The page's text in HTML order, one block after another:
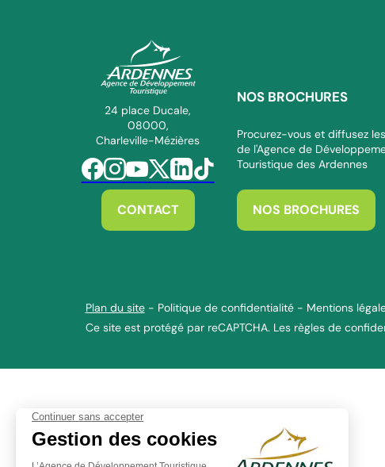
ADT des Ardennes Pro
24 place Ducale,
08000,
Charleville-Mézières
Suivez-nous sur Facebook
Suivez-nous sur Instagram
Suivez-nous sur Youtube
Suivez-nous sur Twitter
Suivez-nous sur Linkedin
Suivez-nous sur Tiktok
CONTACT
NOS BROCHURES
Procurez-vous et diffusez
de l'Agence de
Touristique des Ardennes
NOS BROCHURES
Plan du site - Politique de confidentialité - Mentions
Ce site est protégé par reCAPTCHA. Les règles de